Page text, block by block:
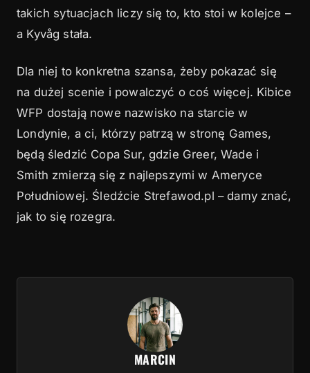
takich sytuacjach liczy się to, kto stoi w kolejce –
a Kyvåg stała.
Dla niej to konkretna szansa, żeby pokazać się
na dużej scenie i powalczyć o coś więcej. Kibice
WFP dostają nowe nazwisko na starcie w
Londynie, a ci, którzy patrzą w stronę Games,
będą śledzić Copa Sur, gdzie Greer, Wade i
Smith zmierzą się z najlepszymi w Ameryce
Południowej. Śledźcie Strefawod.pl – damy znać,
jak to się rozegra.
MARCIN